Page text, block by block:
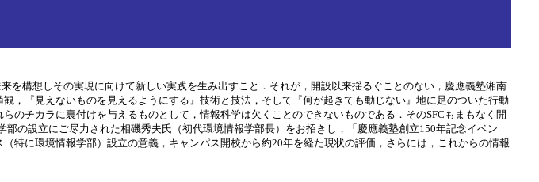
を構想しその実現に向けて新しい実践を生み出すこと．それが，開設以来揺るぐことのない，慶應義塾湘南
，『見えないものを見えるようにする』技術と技法，そして『何が起きても動じない』地に足のついた行動
のチカラに裏付けを与えるものとして，情報科学は欠くことのできないものである．そのSFCもまもなく開
の設立にご尽力された相磯秀夫氏（初代環境情報学部長）をお招きし，「慶應義塾創立150年記念イベン
特に環境情報学部）設立の意義，キャンパス開校から約20年を経た現状の評価，さらには，これからの情報